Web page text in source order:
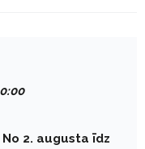
No 2. augusta īdz